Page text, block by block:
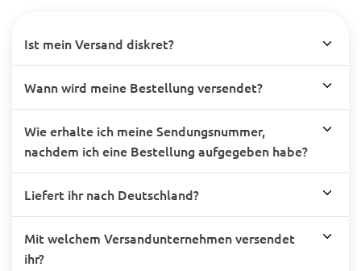
Ist mein Versand diskret?
Wann wird meine Bestellung versendet?
Wie erhalte ich meine Sendungsnummer,
nachdem ich eine Bestellung aufgegeben habe?
Liefert ihr nach Deutschland?
Mit welchem Versandunternehmen versendet
ihr?